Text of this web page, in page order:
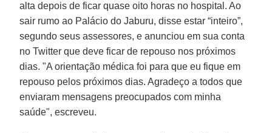
alta depois de ficar quase oito horas no hospital. Ao
sair rumo ao Palácio do Jaburu, disse estar “inteiro”,
segundo seus assessores, e anunciou em sua conta
no Twitter que deve ficar de repouso nos próximos
dias. "A orientação médica foi para que eu fique em
repouso pelos próximos dias. Agradeço a todos que
enviaram mensagens preocupados com minha
saúde", escreveu.